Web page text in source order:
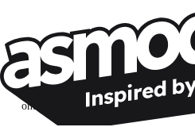
Wil je nog meer
Ik abonneer me om spellen, nieuwe
ontdekken op basis van mijn